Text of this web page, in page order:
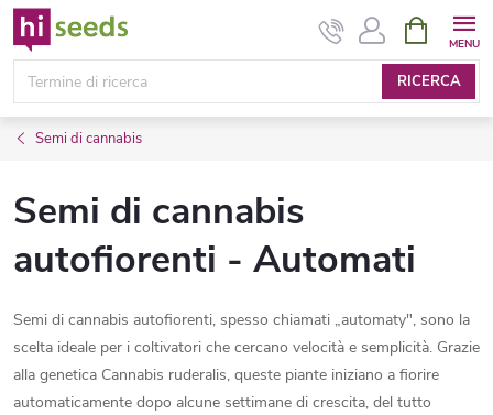
Vai
contenuto
RICERCA
DELLA
SPESA
Semi di cannabis
Semi di cannabis
autofiorenti - Automati
Semi di cannabis autofiorenti, spesso chiamati „automaty", sono la
scelta ideale per i coltivatori che cercano velocità e semplicità. Grazie
alla genetica Cannabis ruderalis, queste piante iniziano a fiorire
automaticamente dopo alcune settimane di crescita, del tutto